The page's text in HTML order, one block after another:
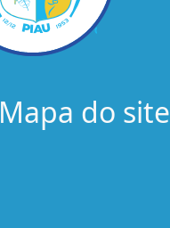
Mapa do site